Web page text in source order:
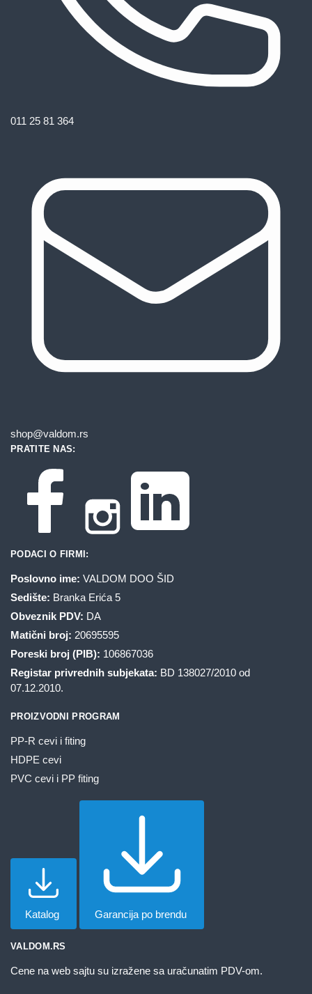
011 25 81 364
shop@valdom.rs
PRATITE NAS:
PODACI O FIRMI:
Poslovno ime: VALDOM DOO ŠID
Sedište: Branka Erića 5
Obveznik PDV: DA
Matični broj: 20695595
Poreski broj (PIB): 106867036
Registar privrednih subjekata: BD 138027/2010 od
07.12.2010.
PROIZVODNI PROGRAM
PP-R cevi i fiting
HDPE cevi
PVC cevi i PP fiting
Katalog Garancija po brendu
VALDOM.RS
Cene na web sajtu su izražene sa uračunatim PDV-om.